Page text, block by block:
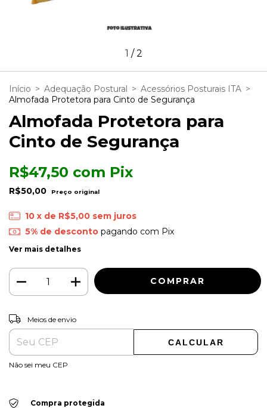
1 /2
Início > Adequação Postural > Acessórios Posturais ITA >
Almofada Protetora para Cinto de Segurança
Almofada Protetora para
Cinto de Segurança
R$50,00
R$47,50 com Pix
10 x de R$5,00 sem juros
5% de descontopagando com Pix
Ver mais detalhes
Entregas para o CEP:
Meios de envio
CALCULAR
Não sei meu CEP
Compra protegida